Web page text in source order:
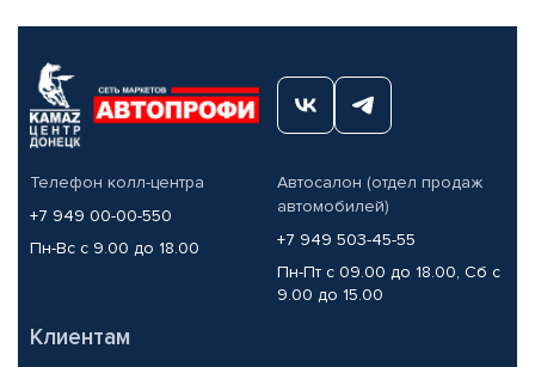
Телефон колл-центра
+7 949 00-00-550
Пн-Вс с 9.00 до 18.00
Автосалон (отдел продаж
автомобилей)
+7 949 503-45-55
Пн-Пт с 09.00 до 18.00, Сб с
9.00 до 15.00
Клиентам